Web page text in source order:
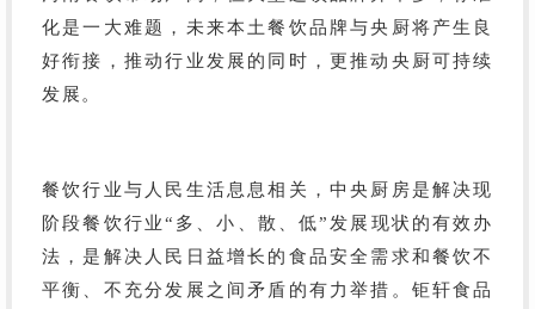
化是一大难题，未来本土餐饮品牌与央厨将产生良
好衔接，推动行业发展的同时，更推动央厨可持续
发展。
餐饮行业与人民生活息息相关，中央厨房是解决现
阶段餐饮行业“多、小、散、低”发展现状的有效办
法，是解决人民日益增长的食品安全需求和餐饮不
平衡、不充分发展之间矛盾的有力举措。钜轩食品